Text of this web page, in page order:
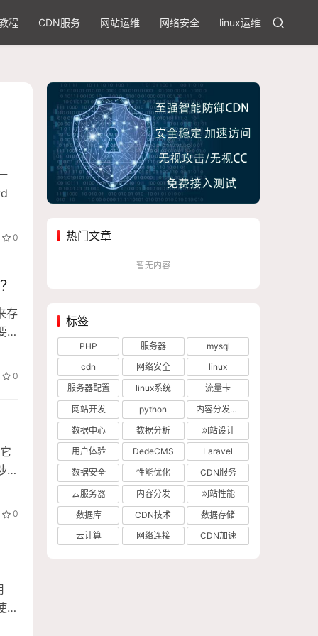
程 CDN服务 网站运维 网络安全 linux运维
0
存
小
0
及
0
用
热门文章
暂无内容
标签
PHP 服务器
mysql
cdn
网络安全
linux
服务器配置
linux系统
流量卡
网站开发
python
内容分发网络
数据中心
数据分析
网站设计
用户体验
DedeCMS
Laravel
数据安全
性能优化
CDN服务
云服务器
内容分发
网站性能
数据库
CDN技术
数据存储
云计算
网络连接 CDN加速